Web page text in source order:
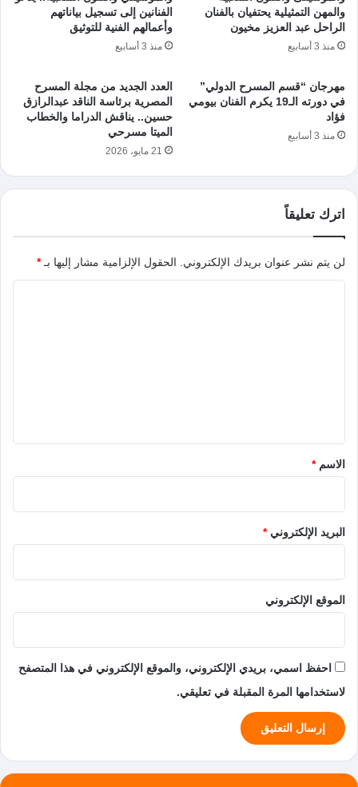
والمهن التمثيلية يحتفيان بالفنان
الراحل عبد العزيز مخيون
منذ 3 أسابيع
الفنانين إلى تسجيل بياناتهم
وأعمالهم الفنية للتوثيق
منذ 3 أسابيع
مهرجان “قسم المسرح الدولي”
في دورته الـ19 يكرم الفنان بيومي
فؤاد
منذ 3 أسابيع
العدد الجديد من مجلة المسرح
المصرية برئاسة الناقد عبدالرازق
حسين.. يناقش الدراما والخطاب
الميتا مسرحي
21 مايو، 2026
اترك تعليقاً
لن يتم نشر عنوان بريدك الإلكتروني. الحقول الإلزامية مشار إليها بـ*
*الاسم*
البريد الإلكتروني*
الموقع الإلكتروني
احفظ اسمي، بريدي الإلكتروني، والموقع الإلكتروني في هذا المتصفح
لاستخدامها المرة المقبلة في تعليقي.